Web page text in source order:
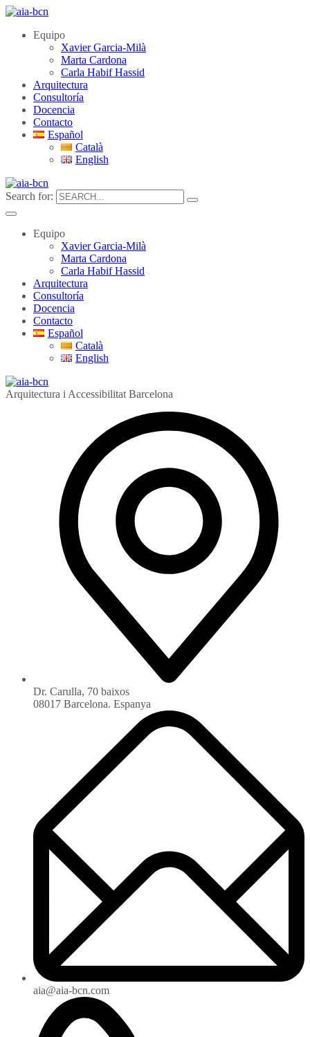
Equipo
Xavier Garcia-Milà
Marta Cardona
Carla Habif Hassid
Arquitectura
Consultoría
Docencia
Contacto
Español
Català
English
Search for:
Equipo
Xavier Garcia-Milà
Marta Cardona
Carla Habif Hassid
Arquitectura
Consultoría
Docencia
Contacto
Español
Català
English
Arquitectura i Accessibilitat Barcelona
Dr. Carulla, 70 baixos
08017 Barcelona. Espanya
aia@aia-bcn.com